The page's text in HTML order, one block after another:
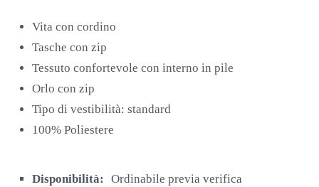
Vita con cordino
Tasche con zip
Tessuto confortevole con interno in pile
Orlo con zip
Tipo di vestibilità: standard
100% Poliestere
Disponibilità:
Ordinabile previa verifica